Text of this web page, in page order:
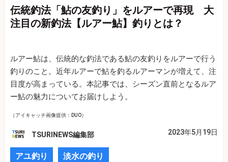
伝統釣法「鮎の友釣り」をルアーで再現 大
注目の新釣法【ルアー鮎】釣りとは？
ルアー鮎は、伝統的な釣法である鮎の友釣りをルアーで行う
釣りのこと。近年ルアーで鮎を釣るルアーマンが増えて、注
目度が高まっている。本記事では、シーズン直前となるルア
ー鮎の魅力についてお届けしよう。
（アイキャッチ画像提供：DUO）
TSURINEWS編集部 2023年5月19日
アユ釣り 淡水の釣り